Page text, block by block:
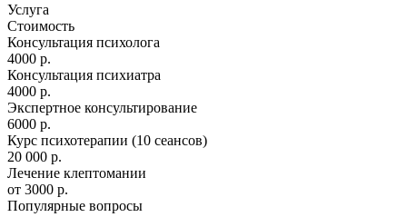
Услуга
Стоимость
Консультация психолога
4000 р.
Консультация психиатра
4000 р.
Экспертное консультирование
6000 р.
Курс психотерапии (10 сеансов)
20 000 р.
Лечение клептомании
от 3000 р.
Популярные вопросы